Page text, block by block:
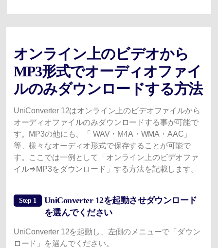
オンライン上のビデオから
MP3形式でオーディオファイ
ルのみダウンロードする方法
UniConverter 12はオンライン上のビデオファイルから
オーディオファイルのみダウンロードする事が可能で
す。MP3の他にも、「 WAV・M4A・WMA・AAC」
等、様々なオーディオ形式で保存することが可能で
す。ここでは一例として「オンライン上のビデオファ
イル⇒MP3をダウンロード」する方法を記載します。
Step 1
UniConverter 12を起動させダウンロード
を選んでください
UniConverter 12を起動し、左側のメニューで「ダウン
ロード」を選んでください。